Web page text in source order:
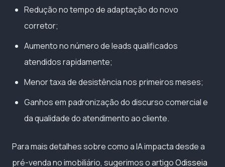
Redução no tempo de adaptação do novo
corretor;
Aumento no número de leads qualificados
atendidos rapidamente;
Menor taxa de desistência nos primeiros meses;
Ganhos em padronização do discurso comercial e
da qualidade do atendimento ao cliente.
Para mais detalhes sobre como a IA impacta desde a
pré-venda no imobiliário, sugerimos o artigoOdisseia